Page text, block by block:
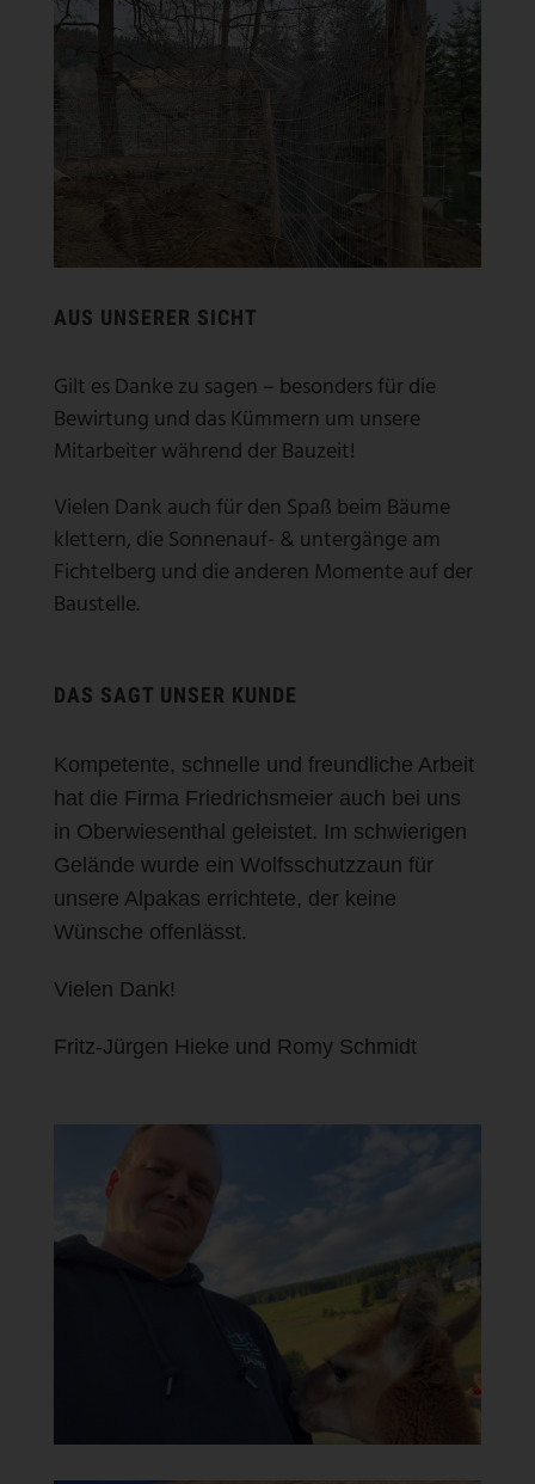
AUS UNSERER SICHT
Gilt es Danke zu sagen – besonders für die
Bewirtung und das Kümmern um unsere
Mitarbeiter während der Bauzeit!
Vielen Dank auch für den Spaß beim Bäume
klettern, die Sonnenauf- & untergänge am
Fichtelberg und die anderen Momente auf der
Baustelle.
DAS SAGT UNSER KUNDE
Kompetente, schnelle und freundliche Arbeit
hat die Firma Friedrichsmeier auch bei uns
in Oberwiesenthal geleistet. Im schwierigen
Gelände wurde ein Wolfsschutzzaun für
unsere Alpakas errichtete, der keine
Wünsche offenlässt.
Vielen Dank!
Fritz-Jürgen Hieke und Romy Schmidt